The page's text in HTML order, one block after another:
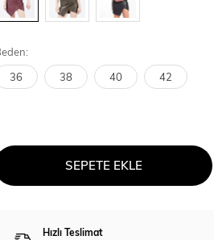
36 38 40 42
SEPETE EKLE
Hızlı Teslimat